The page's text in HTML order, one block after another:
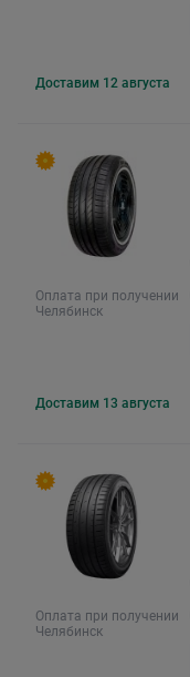
Доставим 12 августа
Оплата при получении
Челябинск
Доставим 13 августа
Оплата при получении
Челябинск